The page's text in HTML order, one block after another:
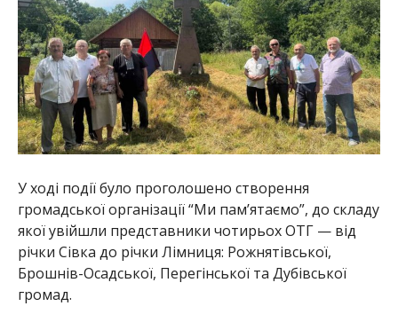
У ході події було проголошено створення
громадської організації “Ми пам’ятаємо”, до складу
якої увійшли представники чотирьох ОТГ — від
річки Сівка до річки Лімниця: Рожнятівської,
Брошнів-Осадської, Перегінської та Дубівської
громад.